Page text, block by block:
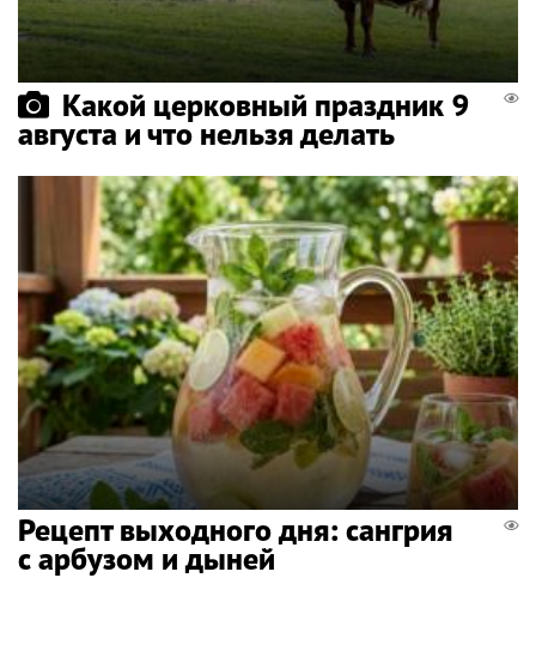
Какой церковный праздник 9
августа и что нельзя делать
Рецепт выходного дня: сангрия
с арбузом и дыней